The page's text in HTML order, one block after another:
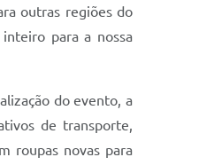
outras regiões do
para a nossa
do evento, a
de transporte,
roupas novas para